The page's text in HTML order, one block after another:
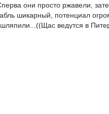
они просто ржавели,
шикарный, потенциал
ведутся в